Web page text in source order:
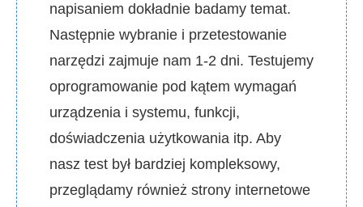
napisaniem dokładnie badamy temat.
Następnie wybranie i przetestowanie
narzędzi zajmuje nam 1-2 dni. Testujemy
oprogramowanie pod kątem wymagań
urządzenia i systemu, funkcji,
doświadczenia użytkowania itp. Aby
nasz test był bardziej kompleksowy,
przeglądamy również strony internetowe